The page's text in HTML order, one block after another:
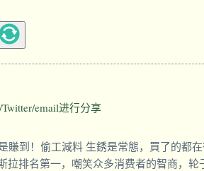
email进行分享
賺到！偷工減料 生銹是常態，買了的都在
拉排名第一，嘲笑众多消费者的智商，轮